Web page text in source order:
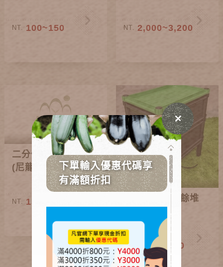
NT. 100~150 NT. 2,000~3,200
二分低壓噴霧管
(尼龍管)
NT. 15~900
多層可分離廚餘堆
NT. 780~1,200